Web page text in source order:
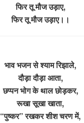
फिर तू मौज उड़ाए,
फिर तू मौज उड़ाए।।
भाव भजन से श्याम रिझाले,
दौड़ा दौड़ा आता,
छप्पन भोग के थाल छोड़कर,
रूखा सूखा खाता,
“पुष्कर” रखकर शीश चरण में,